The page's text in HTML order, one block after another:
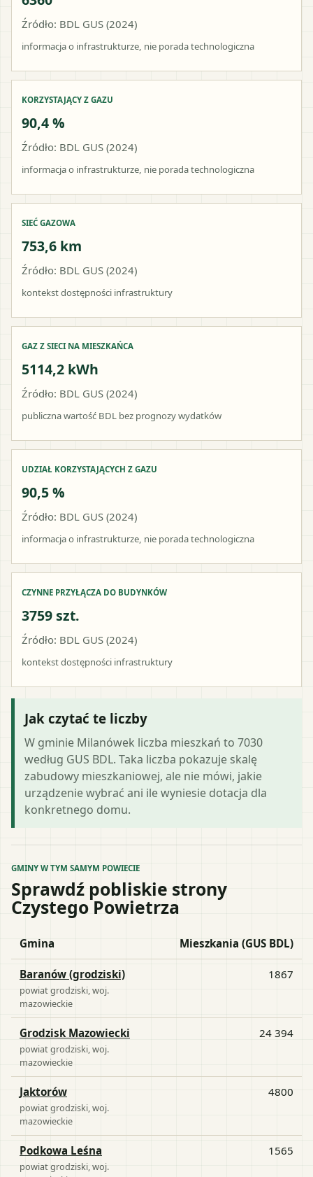
Źródło: BDL GUS (2024)
informacja o infrastrukturze, nie porada technologiczna
KORZYSTAJĄCY Z GAZU
90,4 %
Źródło: BDL GUS (2024)
informacja o infrastrukturze, nie porada technologiczna
SIEĆ GAZOWA
753,6 km
Źródło: BDL GUS (2024)
kontekst dostępności infrastruktury
GAZ Z SIECI NA MIESZKAŃCA
5114,2 kWh
Źródło: BDL GUS (2024)
publiczna wartość BDL bez prognozy wydatków
UDZIAŁ KORZYSTAJĄCYCH Z GAZU
90,5 %
Źródło: BDL GUS (2024)
informacja o infrastrukturze, nie porada technologiczna
CZYNNE PRZYŁĄCZA DO BUDYNKÓW
3759 szt.
Źródło: BDL GUS (2024)
kontekst dostępności infrastruktury
Jak czytać te liczby
W gminie Milanówek liczba mieszkań to 7030
według GUS BDL. Taka liczba pokazuje skalę
zabudowy mieszkaniowej, ale nie mówi, jakie
urządzenie wybrać ani ile wyniesie dotacja dla
konkretnego domu.
GMINY W TYM SAMYM POWIECIE
Sprawdź pobliskie strony
Czystego Powietrza
Gmina Mieszkania (GUS BDL)
Baranów (grodziski)
powiatgrodziski , woj.
mazowieckie
1867
Grodzisk Mazowiecki
powiatgrodziski , woj.
mazowieckie
24 394
Jaktorów
powiatgrodziski , woj.
mazowieckie
4800
Podkowa Leśna
powiatgrodziski , woj.
1565